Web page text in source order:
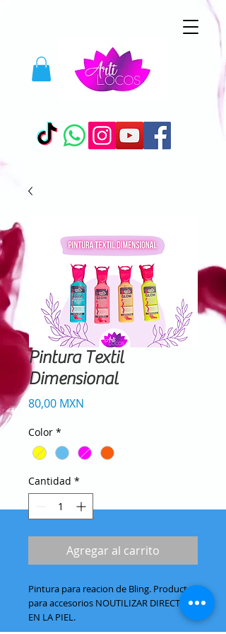
Pintura Textil
Dimensional
80,00 MXN
Color *
Cantidad *
Agregar al carrito
Pintura para reacion de Bling. Producto
para accesorios NOUTILIZAR DIRECTO
EN LA PIEL.